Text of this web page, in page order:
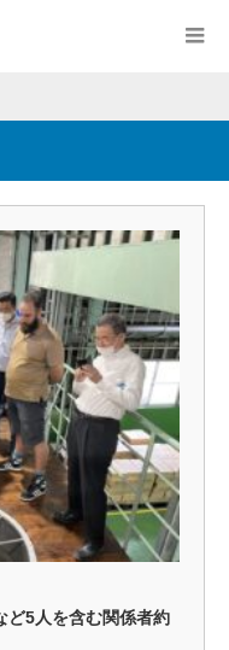
ど5人を含む関係者約